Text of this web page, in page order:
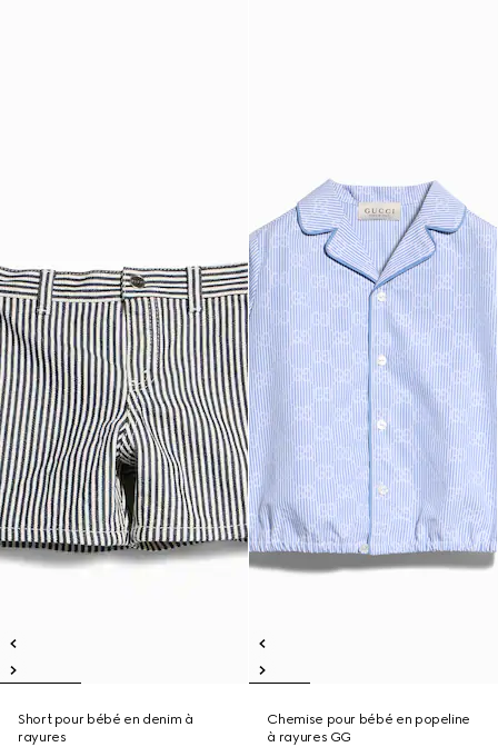
Short pour bébé en denim à
rayures
Chemise pour bébé en popeline
à rayures GG